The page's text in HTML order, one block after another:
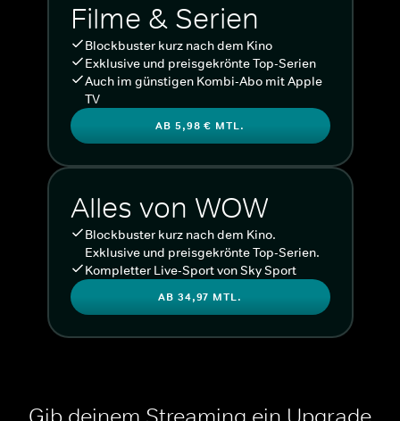
Filme & Serien
Blockbuster kurz nach dem Kino
Exklusive und preisgekrönte Top-Serien
Auch im günstigen Kombi-Abo mit Apple
TV
AB 5,98 € MTL.
Alles von WOW
Blockbuster kurz nach dem Kino.
Exklusive und preisgekrönte Top-Serien.
Kompletter Live-Sport von Sky Sport
AB 34,97 MTL.
Gib deinem Streaming ein Upgrade